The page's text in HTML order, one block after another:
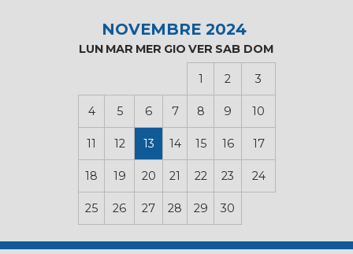
NOVEMBRE 2024
LUN MAR MER GIO VER SAB DOM
1 2 3
4 5 6 7 8 9 10
11 12 13 14 15 16 17
18 19 20 21 22 23 24
25 26 27 28 29 30